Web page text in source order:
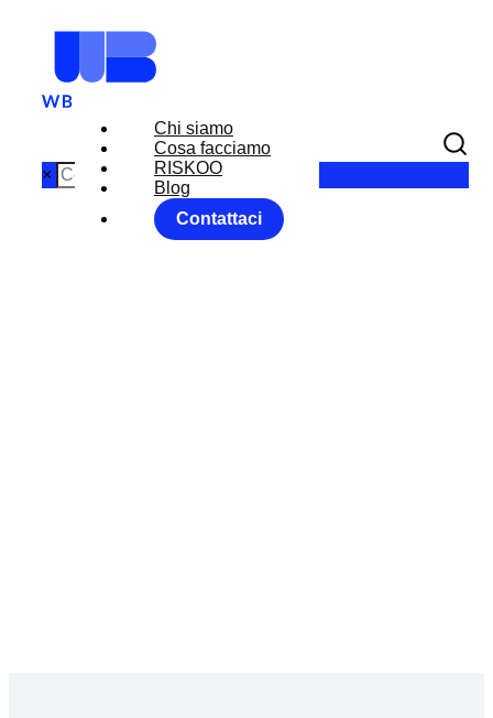
Chi siamo
Cosa facciamo
RISKOO
Blog
Contattaci
×
EVERYONE IS